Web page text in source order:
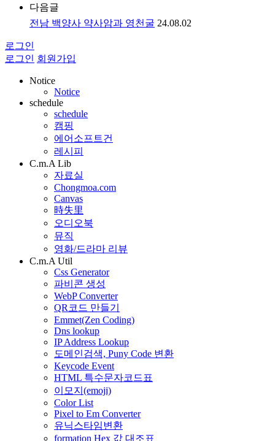
다음글
전남 백양사 약사암과 영천굴 24.08.02
로그인
로그인 회원가입
Notice
Notice
schedule
schedule
캠핑
에어소프트건
레시피
C.m.A Lib
자료실
Chongmoa.com
Canvas
時失里
오디오북
뮤직
영화/드라마 리뷰
C.m.A Util
Css Generator
파비콘 생성
WebP Converter
QR코드 만들기
Emmet(Zen Coding)
Dns lookup
IP Address Lookup
도메인검색, Puny Code 변환
Keycode Event
HTML 특수문자코드표
이모지(emoji)
Color List
Pixel to Em Converter
유닉스타임변환
formation Hex 값 대조표